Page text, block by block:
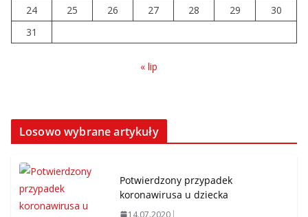
24
25 26 27 28 29
30
31
« lip
Losowo wybrane artykuły
Potwierdzony przypadek
koronawirusa u dziecka
14.07.2020